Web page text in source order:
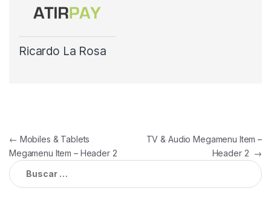
Ricardo La Rosa
Navegación
de
entradas
← Mobiles & Tablets
Megamenu Item – Header 2
TV & Audio Megamenu Item –
Header 2 →
Buscar: